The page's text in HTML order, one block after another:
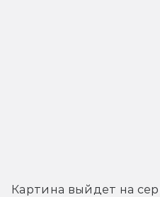
Картина выйдет на